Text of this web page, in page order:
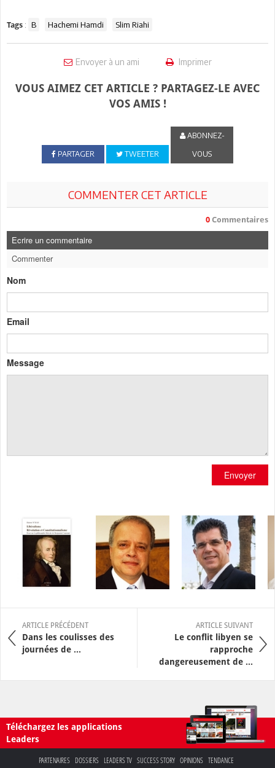
Tags : B Hachemi Hamdi Slim Riahi
Envoyer à un ami Imprimer
VOUS AIMEZ CET ARTICLE ? PARTAGEZ-LE AVEC
VOS AMIS !
PARTAGER TWEETER
ABONNEZ-
VOUS
COMMENTER CET ARTICLE
0 Commentaires
Ecrire un commentaire
Commenter
Nom
Email
Message
Envoyer
ARTICLE PRÉCÉDENT
Dans les coulisses des
journées de ...
ARTICLE SUIVANT
Le conflit libyen se
rapproche
dangereusement de ...
Téléchargez les applications
Leaders
PARTENAIRES DOSSIERS LEADERS TV SUCCESS STORY OPINIONS TENDANCE